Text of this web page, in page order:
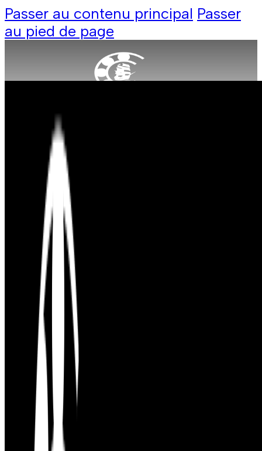
Passer au contenu principal Passer
au pied de page